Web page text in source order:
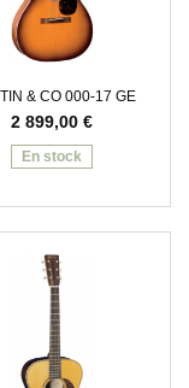
& CO 000-17 GE
2 899,00 €
En stock